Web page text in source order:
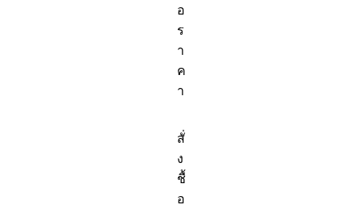
อ
ร
า
ค
า
สั่
ง
ชื้
อ